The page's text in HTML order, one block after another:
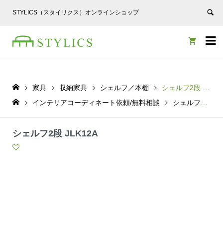
STYLICS（スタイリクス）オンラインショップ


家具 収納家具 シェルフ／本棚
シェルフ2段 JLK12A
インテリアコーディネート依頼/無料相談
シェルフ／本棚
シェルフ2段 JLK12A